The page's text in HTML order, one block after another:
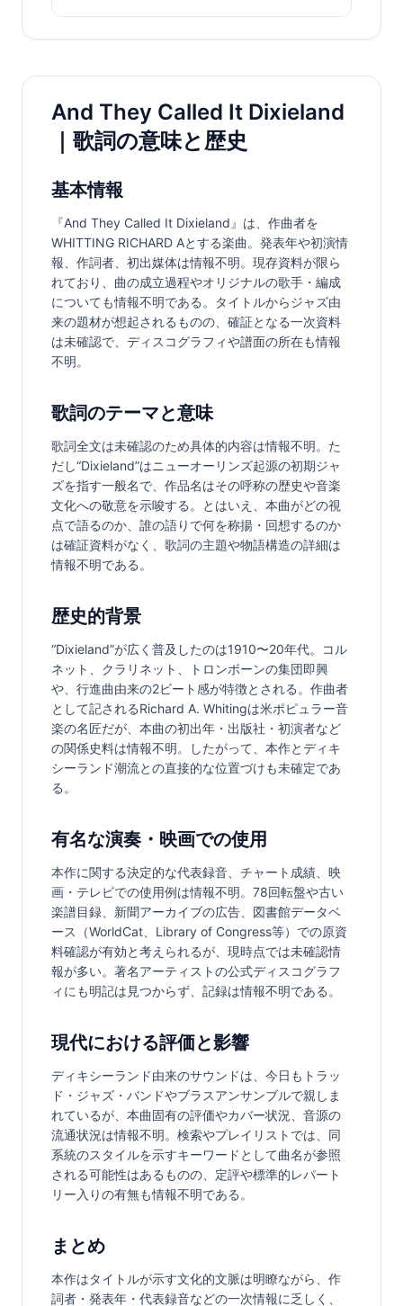
And They Called It Dixieland
｜歌詞の意味と歴史
基本情報
『And They Called It Dixieland』は、作曲者を
WHITTING RICHARD Aとする楽曲。発表年や初演情
報、作詞者、初出媒体は情報不明。現存資料が限ら
れており、曲の成立過程やオリジナルの歌手・編成
についても情報不明である。タイトルからジャズ由
来の題材が想起されるものの、確証となる一次資料
は未確認で、ディスコグラフィや譜面の所在も情報
不明。
歌詞のテーマと意味
歌詞全文は未確認のため具体的内容は情報不明。た
だし“Dixieland”はニューオーリンズ起源の初期ジャ
ズを指す一般名で、作品名はその呼称の歴史や音楽
文化への敬意を示唆する。とはいえ、本曲がどの視
点で語るのか、誰の語りで何を称揚・回想するのか
は確証資料がなく、歌詞の主題や物語構造の詳細は
情報不明である。
歴史的背景
“Dixieland”が広く普及したのは1910〜20年代。コル
ネット、クラリネット、トロンボーンの集団即興
や、行進曲由来の2ビート感が特徴とされる。作曲者
として記されるRichard A. Whitingは米ポピュラー音
楽の名匠だが、本曲の初出年・出版社・初演者など
の関係史料は情報不明。したがって、本作とディキ
シーランド潮流との直接的な位置づけも未確定であ
る。
有名な演奏・映画での使用
本作に関する決定的な代表録音、チャート成績、映
画・テレビでの使用例は情報不明。78回転盤や古い
楽譜目録、新聞アーカイブの広告、図書館データベ
ース（WorldCat、Library of Congress等）での原資
料確認が有効と考えられるが、現時点では未確認情
報が多い。著名アーティストの公式ディスコグラフ
ィにも明記は見つからず、記録は情報不明である。
現代における評価と影響
ディキシーランド由来のサウンドは、今日もトラッ
ド・ジャズ・バンドやブラスアンサンブルで親しま
れているが、本曲固有の評価やカバー状況、音源の
流通状況は情報不明。検索やプレイリストでは、同
系統のスタイルを示すキーワードとして曲名が参照
される可能性はあるものの、定評や標準的レパート
リー入りの有無も情報不明である。
まとめ
本作はタイトルが示す文化的文脈は明瞭ながら、作
詞者・発表年・代表録音などの一次情報に乏しく、